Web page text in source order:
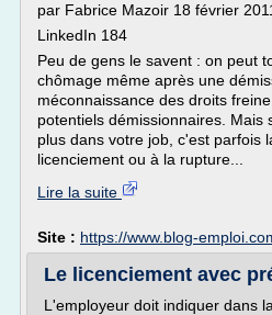
par Fabrice Mazoir 18 février
LinkedIn 184
Peu de gens le savent : on peut
chômage même après une
méconnaissance des droits
potentiels démissionnaires. Mais
plus dans votre job, c'est parfois
licenciement ou à la rupture...
Lire la suite
Site : https://www.blog-
Le licenciement avec
L'employeur doit indiquer dans